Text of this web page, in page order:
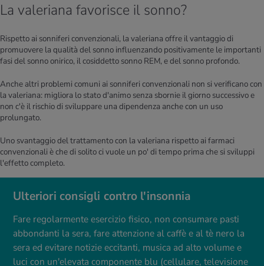
La valeriana favorisce il sonno?
Ulteriori consigli contro l'insonnia
Fare regolarmente esercizio fisico, non consumare pasti
abbondanti la sera, fare attenzione al caffè e al tè nero la
sera ed evitare notizie eccitanti, musica ad alto volume e
luci con un'elevata componente blu (cellulare, televisione
Rispetto ai sonniferi convenzionali, la valeriana offre il vantaggio di
promuovere la qualità del sonno influenzando positivamente le importanti
fasi del sonno onirico, il cosiddetto sonno REM, e del sonno profondo.
Anche altri problemi comuni ai sonniferi convenzionali non si verificano con
la valeriana: migliora lo stato d'animo senza sbornie il giorno successivo e
non c'è il rischio di sviluppare una dipendenza anche con un uso
prolungato.
Uno svantaggio del trattamento con la valeriana rispetto ai farmaci
convenzionali è che di solito ci vuole un po' di tempo prima che si sviluppi
l'effetto completo.